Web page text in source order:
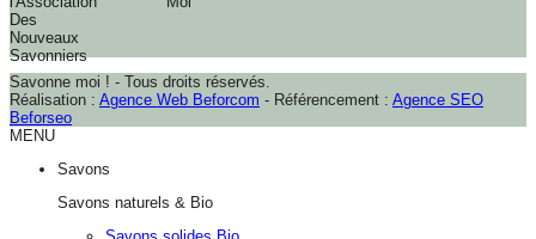
Savonne moi ! - Tous droits réservés.
Réalisation : Agence Web Beforcom - Référencement : Agence SEO
Beforseo
MENU
Savons
Savons naturels & Bio